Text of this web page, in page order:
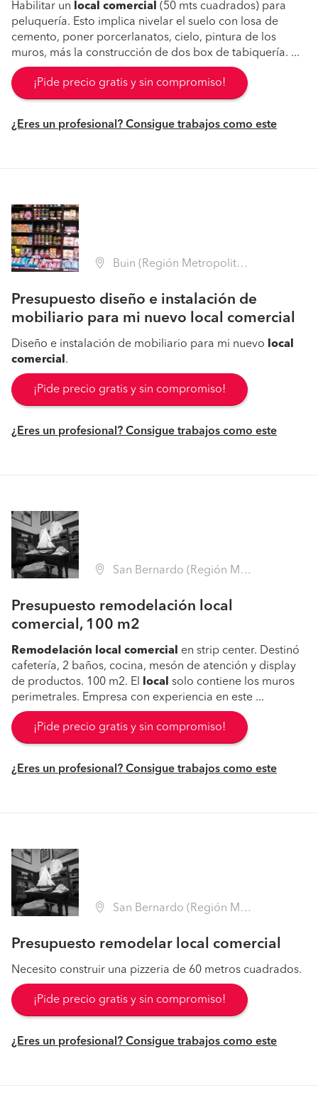
Habilitar un local comercial (50 mts cuadrados) para
peluquería. Esto implica nivelar el suelo con losa de
cemento, poner porcerlanatos, cielo, pintura de los
muros, más la construcción de dos box de tabiquería. ...
¡Pide precio gratis y sin compromiso!
¿Eres un profesional? Consigue trabajos como este
Buin (Región Metropolitana - Maipo)
Presupuesto diseño e instalación de
mobiliario para mi nuevo local comercial
Diseño e instalación de mobiliario para mi nuevo
local
comercial .
¡Pide precio gratis y sin compromiso!
¿Eres un profesional? Consigue trabajos como este
San Bernardo (Región Metropolitana - Maipo)
Presupuesto remodelación local
comercial, 100 m2
Remodelación local comercial
en strip center. Destinó
cafetería, 2 baños, cocina, mesón de atención y display
de productos. 100 m2. El
local solo contiene los muros
perimetrales. Empresa con experiencia en este ...
¡Pide precio gratis y sin compromiso!
¿Eres un profesional? Consigue trabajos como este
San Bernardo (Región Metropolitana - Maipo)
Presupuesto remodelar local comercial
Necesito construir una pizzeria de 60 metros cuadrados.
¡Pide precio gratis y sin compromiso!
¿Eres un profesional? Consigue trabajos como este